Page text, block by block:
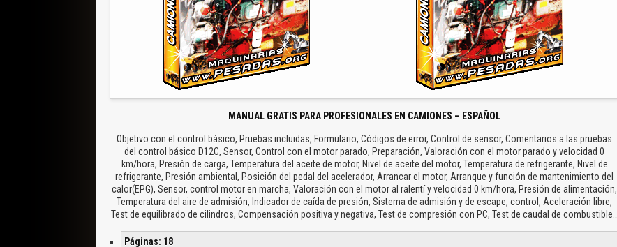
MANUAL GRATIS PARA PROFESIONALES EN CAMIONES – ESPAÑOL
Objetivo con el control básico, Pruebas incluidas, Formulario, Códigos de error, Control de sensor, Comentarios a las pruebas
del control básico D12C, Sensor, Control con el motor parado, Preparación, Valoración con el motor parado y velocidad 0
km/hora, Presión de carga, Temperatura del aceite de motor, Nivel de aceite del motor, Temperatura de refrigerante, Nivel de
refrigerante, Presión ambiental, Posición del pedal del acelerador, Arrancar el motor, Arranque y función de mantenimiento del
calor(EPG), Sensor, control motor en marcha, Valoración con el motor al ralentí y velocidad 0 km/hora, Presión de alimentación,
Temperatura del aire de admisión, Indicador de caída de presión, Sistema de admisión y de escape, control, Aceleración libre,
Test de equilibrado de cilindros, Compensación positiva y negativa, Test de compresión con PC, Test de caudal de combustible…
Páginas: 18